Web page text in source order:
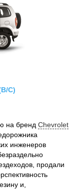
C)
на брендChevrolet
инженеров
продали
и,